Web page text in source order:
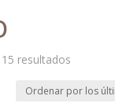
resultadosOrdenado
los